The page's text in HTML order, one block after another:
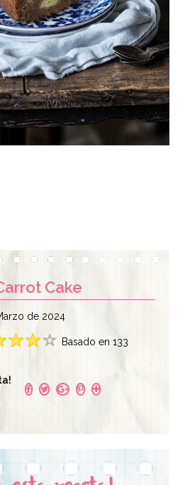
Cake
de 2024
Basado en 133